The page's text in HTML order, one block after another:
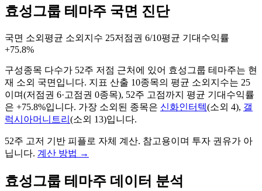
효성그룹 테마주 국면 진단
국면 소외 평균 소외지수 25저점권 6/10평균 기대수익률
+75.8%
구성종목 다수가 52주 저점 근처에 있어 효성그룹 테마주는 현
재 소외 국면입니다. 지표 산출 10종목의 평균 소외지수는 25
이며(저점권 6·고점권 0종목), 52주 고점까지 평균 기대수익률
은 +75.8%입니다. 가장 소외된 종목은 신화인터텍(소외 4), 갤
럭시아머니트리 (소외 13)입니다.
52주 고저 기반 피플로 자체 계산. 참고용이며 투자 권유가 아
닙니다. 계산 방법 →
효성그룹 테마주 데이터 분석